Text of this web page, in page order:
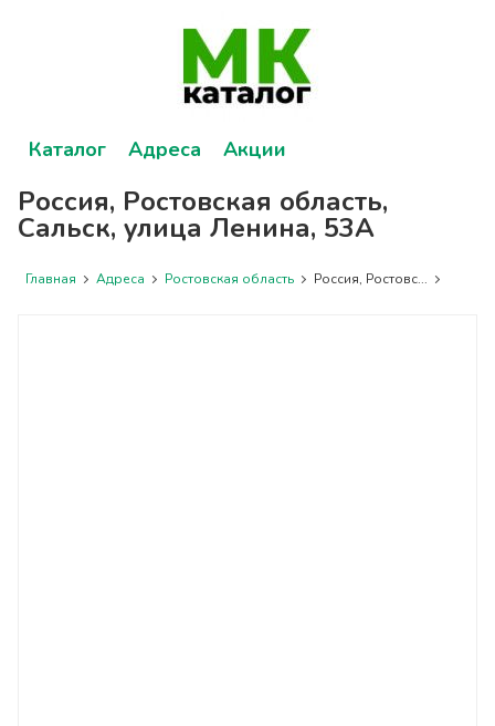
Каталог Адреса Акции
Россия, Ростовская область,
Сальск, улица Ленина, 53А
Главная Адреса Ростовская область Россия, Ростовс...